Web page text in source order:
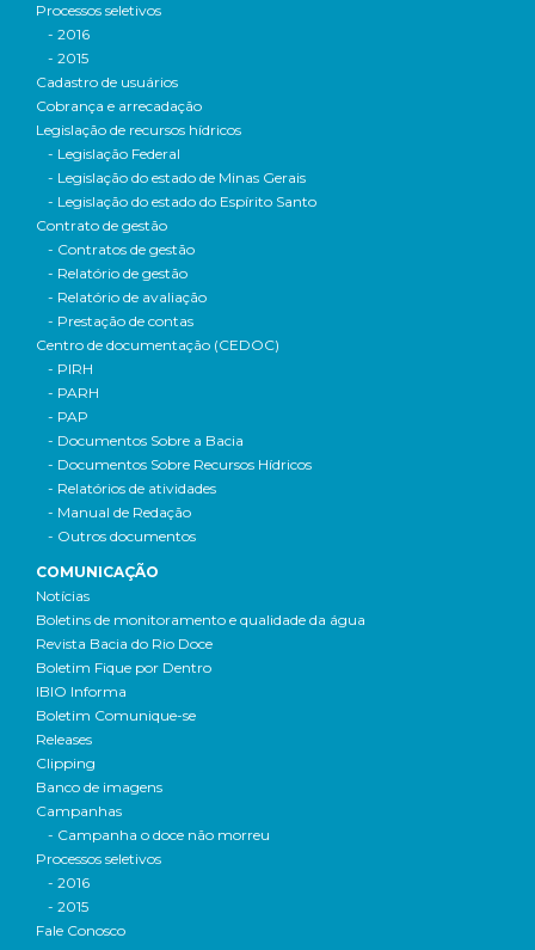
Processos seletivos
- 2016
- 2015
Cadastro de usuários
Cobrança e arrecadação
Legislação de recursos hídricos
- Legislação Federal
- Legislação do estado de Minas Gerais
- Legislação do estado do Espírito Santo
Contrato de gestão
- Contratos de gestão
- Relatório de gestão
- Relatório de avaliação
- Prestação de contas
Centro de documentação (CEDOC)
- PIRH
- PARH
- PAP
- Documentos Sobre a Bacia
- Documentos Sobre Recursos Hídricos
- Relatórios de atividades
- Manual de Redação
- Outros documentos
COMUNICAÇÃO
Notícias
Boletins de monitoramento e qualidade da água
Revista Bacia do Rio Doce
Boletim Fique por Dentro
IBIO Informa
Boletim Comunique-se
Releases
Clipping
Banco de imagens
Campanhas
- Campanha o doce não morreu
Processos seletivos
- 2016
- 2015
Fale Conosco